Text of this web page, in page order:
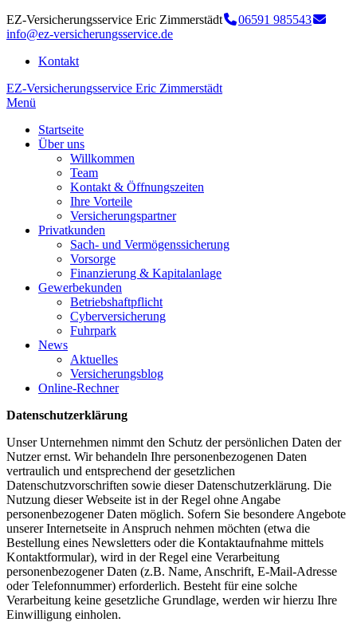
EZ-Versicherungsservice Eric Zimmerstädt
06591 985543
info@ez-versicherungsservice.de
Kontakt
EZ-Versicherungsservice Eric Zimmerstädt
Menü
Startseite
Über uns
Willkommen
Team
Kontakt & Öffnungszeiten
Ihre Vorteile
Versicherungspartner
Privatkunden
Sach- und Vermögenssicherung
Vorsorge
Finanzierung & Kapitalanlage
Gewerbekunden
Betriebshaftpflicht
Cyberversicherung
Fuhrpark
News
Aktuelles
Versicherungsblog
Online-Rechner
Datenschutzerklärung
Unser Unternehmen nimmt den Schutz der persönlichen Daten der
Nutzer ernst. Wir behandeln Ihre personenbezogenen Daten
vertraulich und entsprechend der gesetzlichen
Datenschutzvorschriften sowie dieser Datenschutzerklärung. Die
Nutzung dieser Webseite ist in der Regel ohne Angabe
personenbezogener Daten möglich. Sofern Sie besondere Angebote
unserer Internetseite in Anspruch nehmen möchten (etwa die
Bestellung eines Newsletters oder die Kontaktaufnahme mittels
Kontaktformular), wird in der Regel eine Verarbeitung
personenbezogener Daten (z.B. Name, Anschrift, E-Mail-Adresse
oder Telefonnummer) erforderlich. Besteht für eine solche
Verarbeitung keine gesetzliche Grundlage, werden wir hierzu Ihre
Einwilligung einholen.